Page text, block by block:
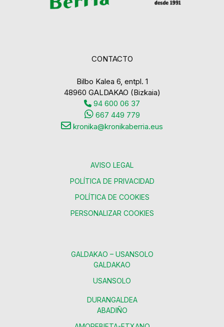
CONTACTO
Bilbo Kalea 6, entpl. 1
48960 GALDAKAO (Bizkaia)
94 600 06 37
667 449 779
kronika@kronikaberria.eus
AVISO LEGAL
POLÍTICA DE PRIVACIDAD
POLÍTICA DE COOKIES
PERSONALIZAR COOKIES
GALDAKAO – USANSOLO
GALDAKAO
USANSOLO
DURANGALDEA
ABADIÑO